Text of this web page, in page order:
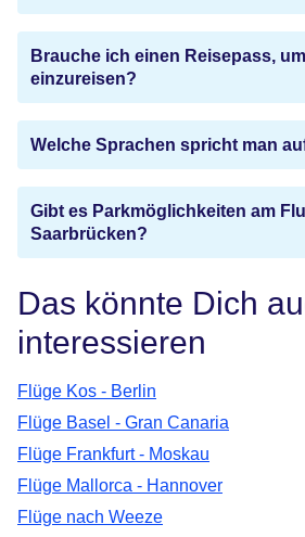
Brauche ich einen Reisepass,
einzureisen?
Welche Sprachen spricht man
Gibt es Parkmöglichkeiten am
Saarbrücken?
Das könnte Dich
interessieren
Flüge Kos - Berlin
Flüge Basel - Gran Canaria
Flüge Frankfurt - Moskau
Flüge Mallorca - Hannover
Flüge nach Weeze